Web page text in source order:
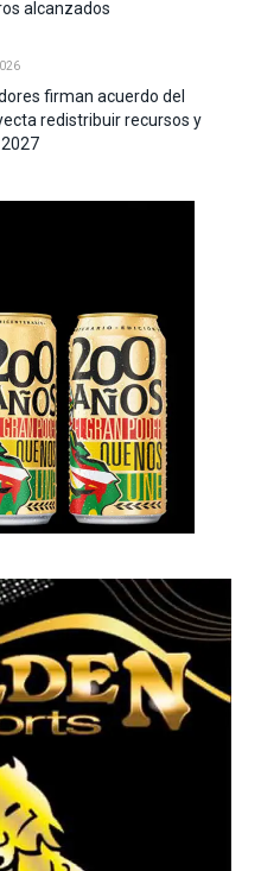
alcanzados
firman acuerdo del
redistribuir recursos y